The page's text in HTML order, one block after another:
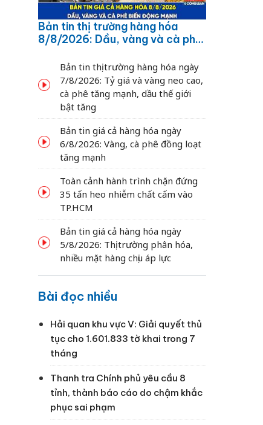
Bản tin thị trường hàng hóa
8/8/2026: Dầu, vàng và cà phê
Bản tin thị trường hàng hóa ngày
7/8/2026: Tỷ giá và vàng neo cao,
cà phê tăng mạnh, dầu thế giới
bật tăng
Bản tin giá cả hàng hóa ngày
6/8/2026: Vàng, cà phê đồng loạt
tăng mạnh
Toàn cảnh hành trình chặn đứng
35 tấn heo nhiễm chất cấm vào
TP.HCM
Bản tin giá cả hàng hóa ngày
5/8/2026: Thị trường phân hóa,
nhiều mặt hàng chịu áp lực
Bài đọc nhiều
Hải quan khu vực V: Giải quyết thủ
tục cho 1.601.833 tờ khai trong 7
tháng
Thanh tra Chính phủ yêu cầu 8
tỉnh, thành báo cáo do chậm khắc
phục sai phạm